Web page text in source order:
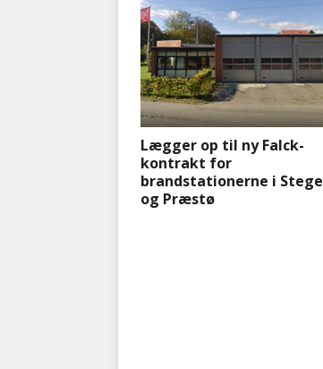
Lægger op til ny Falck-
kontrakt for
brandstationerne i Stege
og Præstø